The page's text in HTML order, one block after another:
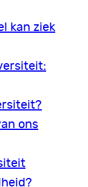
kan ziek
ons